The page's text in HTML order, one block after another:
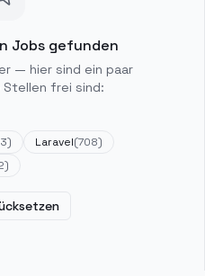
Jobs gefunden
— hier sind ein paar
Stellen frei sind:
) Laravel(708)
)